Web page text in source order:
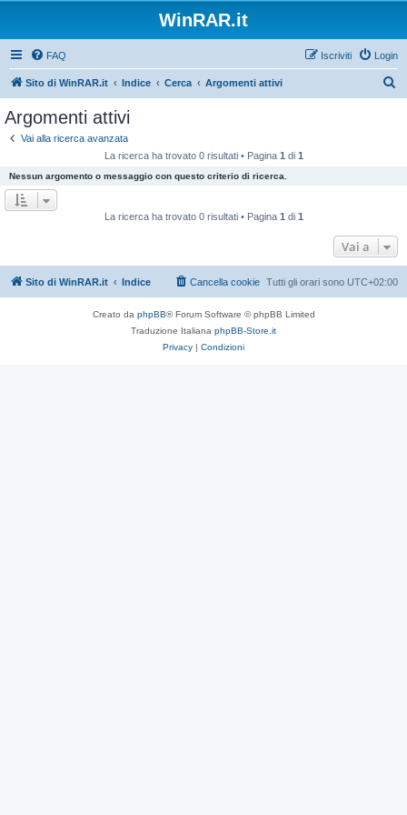
WinRAR.it
FAQ Login
Iscriviti
Sito di WinRAR.it Indice Cerca Argomenti attivi
Argomenti attivi
Vai alla ricerca avanzata
La ricerca ha trovato 0 risultati • Pagina 1 di 1
Nessun argomento o messaggio con questo criterio di ricerca.
La ricerca ha trovato 0 risultati • Pagina 1 di 1
Vai a
Sito di WinRAR.it Indice Tutti gli orari sono UTC+02:00
Cancella cookie
Creato da phpBB® Forum Software © phpBB Limited
Traduzione Italiana phpBB-Store.it
Privacy | Condizioni